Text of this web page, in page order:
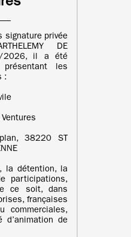
signature privée
DE
2026, il a été
les
:
38220 ST
la détention, la
participations,
ce soit, dans
françaises
commerciales,
d’animation de